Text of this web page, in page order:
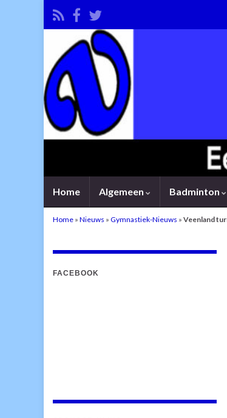
Home Algemeen Badminton
Home » Nieuws » Gymnastiek-Nieuws » Veenland
FACEBOOK